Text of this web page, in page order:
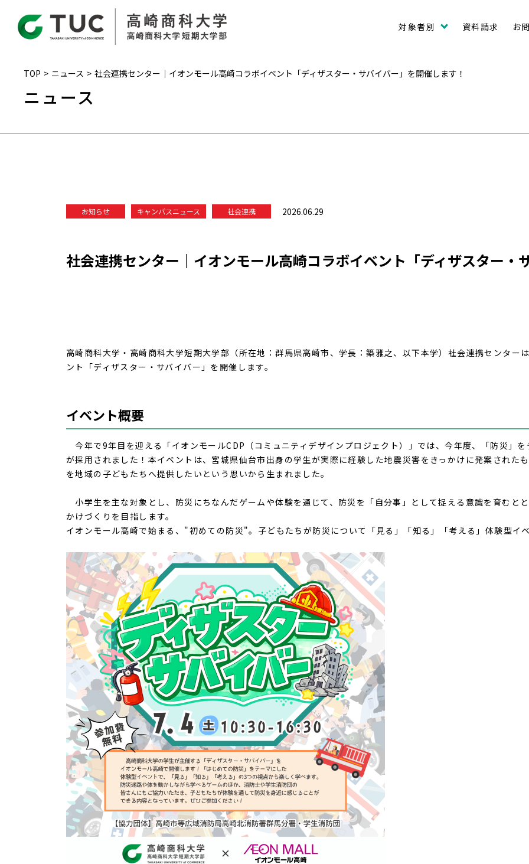
対象者別 資料請求 お
TOP ニュース 社会連携センター｜イオンモール高崎コラボイベント「ディザスター・サバイバー」を開催します！
ニュース
お知らせ キャンパスニュース 社会連携 2026.06.29
社会連携センター｜イオンモール高崎コラボイベント「ディザスター・
高崎商科大学・高崎商科大学短期大学部（所在地：群馬県高崎市、学長：築雅之、以下本学）社会連携センター
ント「ディザスター・サバイバー」を開催します。
イベント概要
今年で9年目を迎える「イオンモールCDP（コミュニティデザインプロジェクト）」では、今年度、「防災」を
が採用されました！ 本イベントは、宮城県仙台市出身の学生が実際に経験した地震災害をきっかけに発案されたも
を地域の子どもたちへ提供したいという思いから生まれました。
小学生を主な対象とし、防災にちなんだゲームや体験を通じて、 防災を「自分事」として捉える意識を育むと
かけづくりを目指します。
イオンモール高崎で始まる、"初めての防災"。 子どもたちが防災について「見る」「知る」「考える」体験型イ